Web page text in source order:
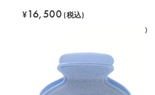
¥ 16,500(税込)